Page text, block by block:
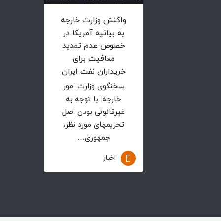
واکنش وزارت خارجه
به بیانیه آمریکا در
خصوص عدم تمدید
معافیت برای
خریداران نفت ایران
سخنگوی وزارت امور
خارجه: با توجه به
غیرقانونی بودن اصل
تحریم­های مورد نظر،
جمهوری…
اخبار